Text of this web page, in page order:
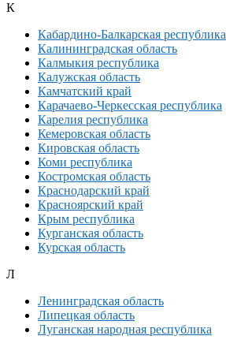
К
Кабардино-Балкарская республика
Калининградская область
Калмыкия республика
Калужская область
Камчатский край
Карачаево-Черкесская республика
Карелия республика
Кемеровская область
Кировская область
Коми республика
Костромская область
Краснодарский край
Красноярский край
Крым республика
Курганская область
Курская область
Л
Ленинградская область
Липецкая область
Луганская народная республика